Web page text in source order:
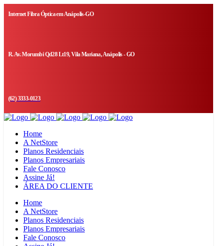
Internet Fibra Óptica em Anápolis-GO
R. Av. Morumbi Qd28 Lt19, Vila Mariana, Anápolis - GO
(62) 3333-0123
Home
A NetStore
Planos Residenciais
Planos Empresariais
Fale Conosco
Assine Já!
ÁREA DO CLIENTE
Home
A NetStore
Planos Residenciais
Planos Empresariais
Fale Conosco